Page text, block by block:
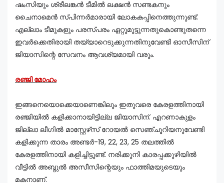
ഷംസിയും ശ്രീലങ്കൻ ടീമിൽ ലക്ഷൻ സണ്ടകനും
ചൈനാമെൻ സ്പിന്നർമാരായി ലോകകപ്പിനെത്തുന്നുണ്ട്.
എല്ലാം ടീമുകളും പരസ്പരം ഏറ്റുമുട്ടുന്നതുകൊണ്ടുതന്നെ
ഇവർക്കെതിരായി തയ്യാറെടുക്കുന്നതിനുവേണ്ടി ഓസീസിന്
ജിയാസിന്റെ സേവനം ആവശ്യമായി വരും.
രഞ്ജി മോഹം
ഇങ്ങനെയൊക്കെയാണെങ്കിലും ഇതുവരെ കേരളത്തിനായി
രഞ്ജിയിൽ കളിക്കാനായിട്ടില്ല ജിയാസിന്. എറണാകുളം
ജില്ലാ ലീഗിൽ മാസ്റ്റേഴ്‌സ് റോയൽ സെഞ്ചൂറിയനുവേണ്ടി
കളിക്കുന്ന താരം അണ്ടർ-19, 22, 23, 25 തലത്തിൽ
കേരളത്തിനായി കളിച്ചിട്ടുണ്ട്. നരിക്കുനി കാരപ്പക്കുഴിയിൽ
വീട്ടിൽ അബ്ദുൽ അസീസിന്റെയും ഫാത്തിമയുടെയും
മകനാണ്.